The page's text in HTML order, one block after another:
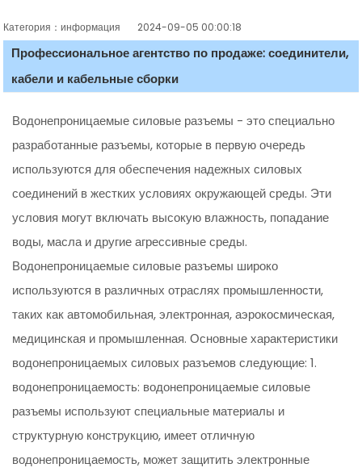
Категория：информация 2024-09-05 00:00:18
Профессиональное агентство по продаже: соединители,
кабели и кабельные сборки
Водонепроницаемые силовые разъемы - это специально
разработанные разъемы, которые в первую очередь
используются для обеспечения надежных силовых
соединений в жестких условиях окружающей среды. Эти
условия могут включать высокую влажность, попадание
воды, масла и другие агрессивные среды.
Водонепроницаемые силовые разъемы широко
используются в различных отраслях промышленности,
таких как автомобильная, электронная, аэрокосмическая,
медицинская и промышленная. Основные характеристики
водонепроницаемых силовых разъемов следующие: 1.
водонепроницаемость: водонепроницаемые силовые
разъемы используют специальные материалы и
структурную конструкцию, имеет отличную
водонепроницаемость, может защитить электронные